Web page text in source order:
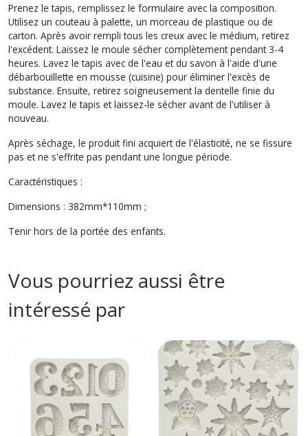
Prenez le tapis, remplissez le formulaire avec la composition.
Utilisez un couteau à palette, un morceau de plastique ou de
carton. Après avoir rempli tous les creux avec le médium, retirez
l'excédent. Laissez le moule sécher complètement pendant 3-4
heures. Lavez le tapis avec de l'eau et du savon à l'aide d'une
débarbouillette en mousse (cuisine) pour éliminer l'excès de
substance. Ensuite, retirez soigneusement la dentelle finie du
moule. Lavez le tapis et laissez-le sécher avant de l'utiliser à
nouveau.
Après séchage, le produit fini acquiert de l'élasticité, ne se fissure
pas et ne s'effrite pas pendant une longue période.
Caractéristiques :
Dimensions : 382mm*110mm ;
Tenir hors de la portée des enfants.
Vous pourriez aussi être
intéressé par